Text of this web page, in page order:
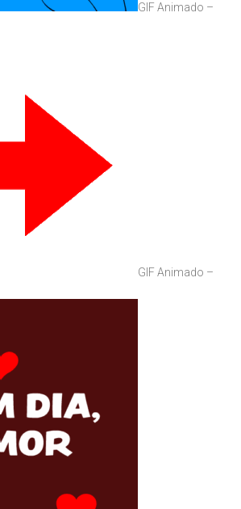
GIF Animado –
GIF Animado –